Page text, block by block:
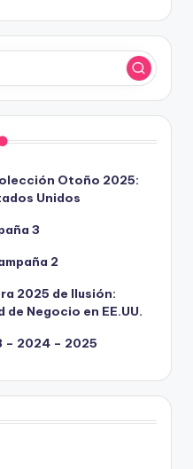
Otoño 2025:
Unidos
3
2
2025 de Ilusión:
Negocio en EE.UU.
– 2024 – 2025